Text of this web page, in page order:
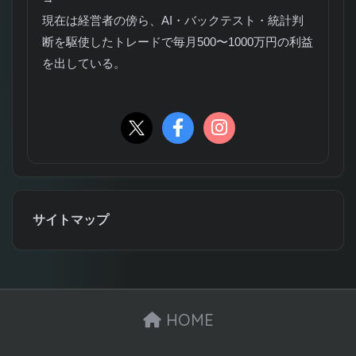
現在は経営者の傍ら、AI・バックテスト・統計判
断を駆使したトレードで毎月500〜1000万円の利益
を出している。
サイトマップ
HOME